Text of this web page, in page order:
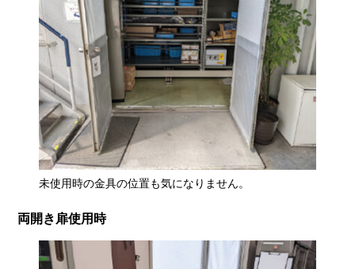
未使用時の金具の位置も気になりません。
両開き扉使用時